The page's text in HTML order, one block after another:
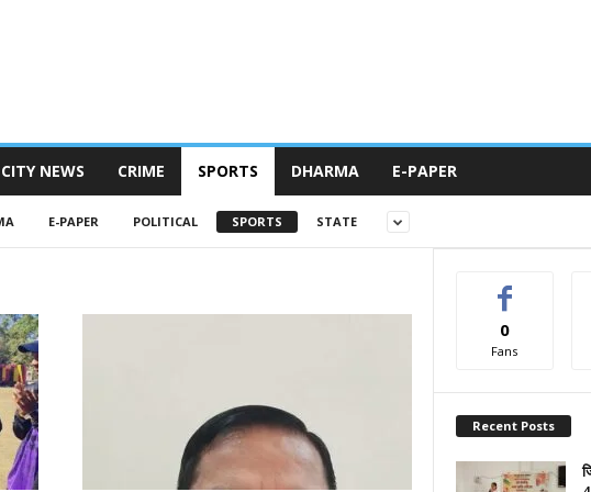
CITY NEWS CRIME SPORTS DHARMA E-PAPER
E-PAPER POLITICAL SPORTS STATE
0
Fans
Recent Posts